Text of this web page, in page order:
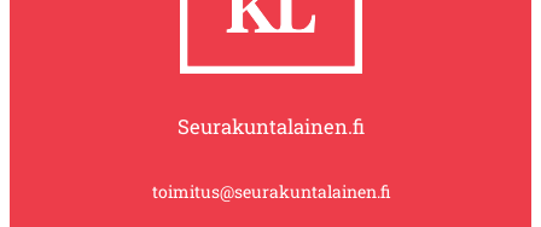
Seurakuntalainen.fi
toimitus@seurakuntalainen.fi